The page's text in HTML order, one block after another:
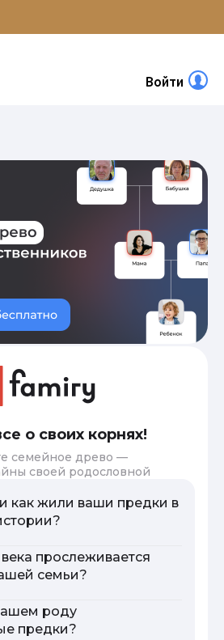
Войти
о своих корнях!
семейное древо —
своей родословной
как жили ваши предки в
прослеживается
семьи?
роду
предки?